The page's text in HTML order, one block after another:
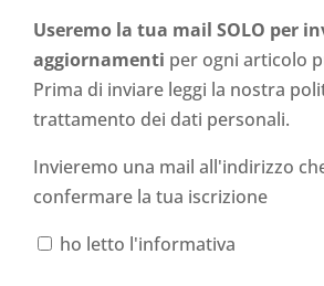
Useremo la tua mail SOLO per
aggiornamenti per ogni articolo
Prima di inviare leggi la nostra
trattamento dei dati personali.
Invieremo una mail all'indirizzo
confermare la tua iscrizione
ho letto l'informativa